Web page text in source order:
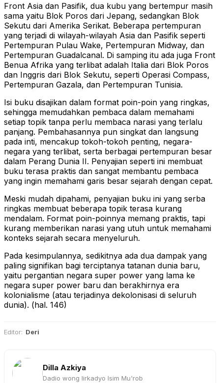
Front Asia dan Pasifik, dua kubu yang bertempur masih
sama yaitu Blok Poros dari Jepang, sedangkan Blok
Sekutu dari Amerika Serikat. Beberapa pertempuran
yang terjadi di wilayah-wilayah Asia dan Pasifik seperti
Pertempuran Pulau Wake, Pertempuran Midway, dan
Pertempuran Guadalcanal. Di samping itu ada juga Front
Benua Afrika yang terlibat adalah Italia dari Blok Poros
dan Inggris dari Blok Sekutu, seperti Operasi Compass,
Pertempuran Gazala, dan Pertempuran Tunisia.
Isi buku disajikan dalam format poin-poin yang ringkas,
sehingga memudahkan pembaca dalam memahami
setiap topik tanpa perlu membaca narasi yang terlalu
panjang. Pembahasannya pun singkat dan langsung
pada inti, mencakup tokoh-tokoh penting, negara-
negara yang terlibat, serta berbagai pertempuran besar
dalam Perang Dunia II. Penyajian seperti ini membuat
buku terasa praktis dan sangat membantu pembaca
yang ingin memahami garis besar sejarah dengan cepat.
Meski mudah dipahami, penyajian buku ini yang serba
ringkas membuat beberapa topik terasa kurang
mendalam. Format poin-poinnya memang praktis, tapi
kurang memberikan narasi yang utuh untuk memahami
konteks sejarah secara menyeluruh.
Pada kesimpulannya, sedikitnya ada dua dampak yang
paling signifikan bagi terciptanya tatanan dunia baru,
yaitu pergantian negara super power yang lama ke
negara super power baru dan berakhirnya era
kolonialisme (atau terjadinya dekolonisasi di seluruh
dunia). (hal. 146)
Editor: Deri
Dilla Azkiya
Dadio wong lirkadyo Isim Mu'rob